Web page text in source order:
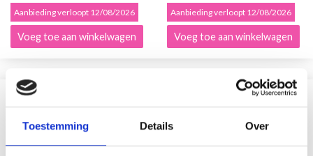
Toestemming Details Over
Aanbieding verloopt 12/08/2026
Voeg toe aan winkelwagen
Aanbieding verloopt 12/08/2026
Voeg toe aan winkelwagen